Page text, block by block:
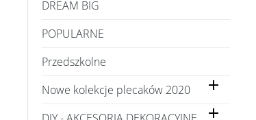
DREAM BIG
POPULARNE
Przedszkolne
Nowe kolekcje plecaków 2020

